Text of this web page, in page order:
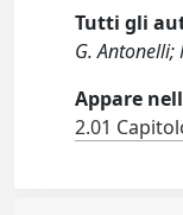
Tutti gli
G. Antonelli;
Appare
2.01